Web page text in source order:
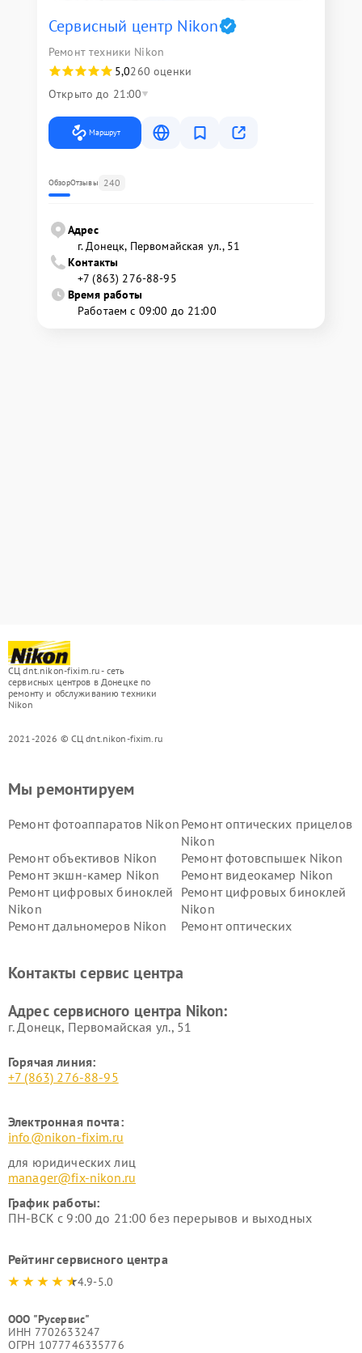
Сервисный центр Nikon
Ремонт техники Nikon
5,0260 оценки
Открыто до 21:00
Маршрут
ОбзорОтзывы 240
Адрес
г. Донецк, Первомайская ул., 51
Контакты
+7 (863) 276-88-95
Время работы
Работаем с 09:00 до 21:00
СЦ dnt.nikon-fixim.ru - сеть
сервисных центров в Донецке по
ремонту и обслуживанию техники
Nikon
2021-2026 © СЦ dnt.nikon-fixim.ru
Мы ремонтируем
Ремонт фотоаппаратов Nikon Ремонт оптических прицелов
Nikon
Ремонт объективов Nikon
Ремонт фотовспышек Nikon
Ремонт экшн-камер Nikon
Ремонт видеокамер Nikon
Ремонт цифровых биноклей
Nikon
Ремонт цифровых биноклей
Nikon
Ремонт дальномеров Nikon
Ремонт оптических
Контакты сервис центра
Адрес сервисного центра Nikon:
г. Донецк, Первомайская ул., 51
Горячая линия:
+7 (863) 276-88-95
Электронная почта:
info@nikon-fixim.ru
для юридических лиц
manager@fix-nikon.ru
График работы:
ПН-ВСК с 9:00 до 21:00 без перерывов и выходных
Рейтинг сервисного центра
4.9-5.0
ООО "Русервис"
ИНН 7702633247
ОГРН 1077746335776